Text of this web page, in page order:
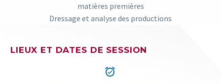
matières premières
Dressage et analyse des productions
LIEUX ET DATES DE SESSION

